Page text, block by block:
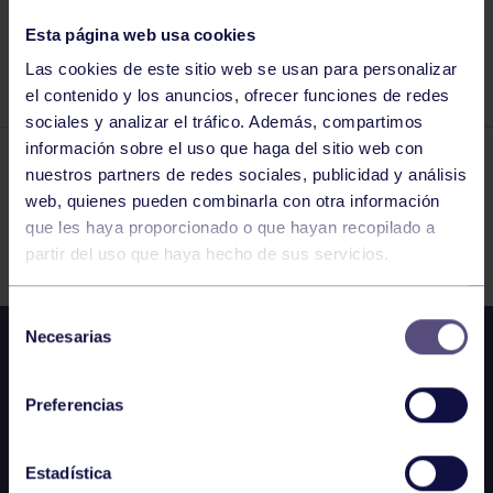
Esta página web usa cookies
Las cookies de este sitio web se usan para personalizar
el contenido y los anuncios, ofrecer funciones de redes
sociales y analizar el tráfico. Además, compartimos
información sobre el uso que haga del sitio web con
nuestros partners de redes sociales, publicidad y análisis
web, quienes pueden combinarla con otra información
que les haya proporcionado o que hayan recopilado a
partir del uso que haya hecho de sus servicios.
Necesarias
Preferencias
Estadística
APOYO A LA CANDIDATURA
DE JOAQUÍN MIRANDA.
El grupo en prensa 10 MAR 2024